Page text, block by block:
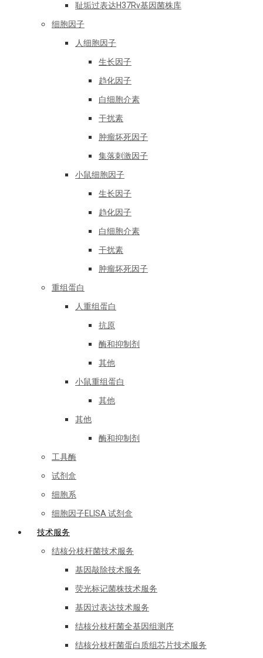
耻垢过表达H37Rv基因菌株库
细胞因子
人细胞因子
生长因子
趋化因子
白细胞介素
干扰素
肿瘤坏死因子
集落刺激因子
小鼠细胞因子
生长因子
趋化因子
白细胞介素
干扰素
肿瘤坏死因子
重组蛋白
人重组蛋白
抗原
酶和抑制剂
其他
小鼠重组蛋白
其他
其他
酶和抑制剂
工具酶
试剂盒
细胞系
细胞因子ELISA 试剂盒
技术服务
结核分枝杆菌技术服务
基因敲除技术服务
荧光标记菌株技术服务
基因过表达技术服务
结核分枝杆菌全基因组测序
结核分枝杆菌蛋白质组芯片技术服务